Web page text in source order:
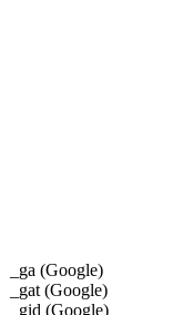
_ga (Google)
_gat (Google)
_gid (Google)